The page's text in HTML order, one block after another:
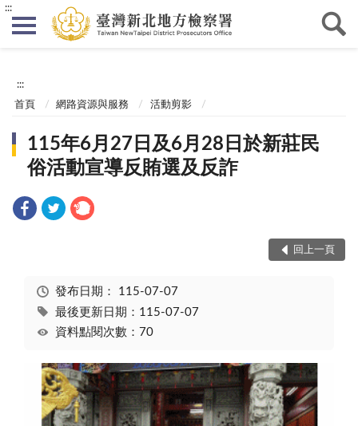
:::
:::
首頁 網路資源與服務 活動剪影
115年6月27日及6月28日於新莊民
俗活動宣導反賄選及反詐
回上一頁
發布日期： 115-07-07
最後更新日期：115-07-07
資料點閱次數：70